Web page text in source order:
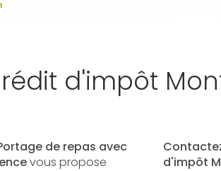
d'impôt
de repas avec
vous propose
d'impôt